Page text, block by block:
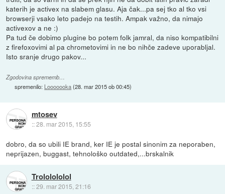
katerih je activex na slabem glasu. Aja čak...pa sej tko al tko vsi
browserji vsako leto padejo na testih. Ampak važno, da nimajo
activexov a ne :)
Pa tud če dobimo plugine bo potem folk jamral, da niso kompatibilni
z firefoxovimi al pa chrometovimi in ne bo nihče zadeve uporabljal.
Isto sranje drugo pakov...
Zgodovina sprememb…
spremenilo: Looooooka(28. mar 2015 ob 00:45)
mtosev
::28. mar 2015, 15:55
dobro, da so ubili IE brand, ker IE je postal sinonim za neporaben,
neprijazen, buggast, tehnološko outdated,...brskalnik
Trololololol
::29. mar 2015, 21:16